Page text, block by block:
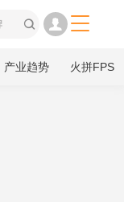
 
产业趋势 火拼FPS